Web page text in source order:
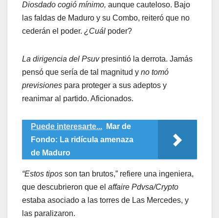
Diosdado cogió mínimo, aunque cauteloso. Bajo
las faldas de Maduro y su Combo, reiteró que no
cederán el poder. ¿Cuál poder?
La dirigencia del Psuvpresintió la derrota. Jamás
pensó que sería de tal magnitud y no tomó
previsiones para proteger a sus adeptos y
reanimar al partido. Aficionados.
Puede interesarte...
Mar de
Fondo: La ridícula amenaza
de Maduro
“Estos tipos son tan brutos,” refiere una ingeniera,
que descubrieron que el affaire Pdvsa/Crypto
estaba asociado a las torres de Las Mercedes, y
las paralizaron.